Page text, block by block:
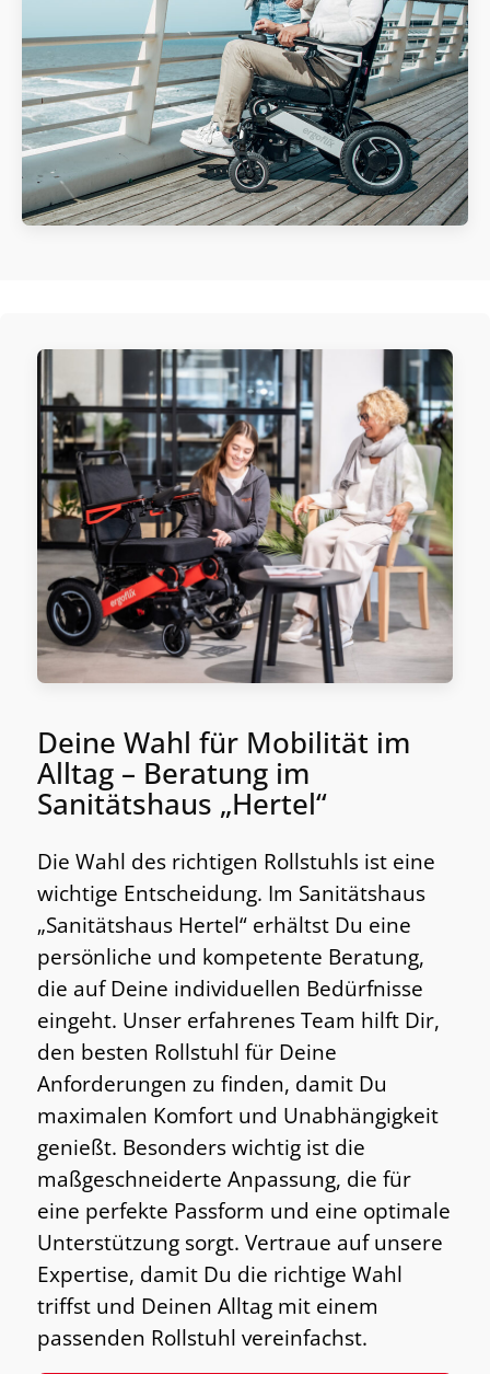
Deine Wahl für Mobilität im
Alltag – Beratung im
Sanitätshaus „Hertel“
Die Wahl des richtigen Rollstuhls ist eine
wichtige Entscheidung. Im Sanitätshaus
„Sanitätshaus Hertel“ erhältst Du eine
persönliche und kompetente Beratung,
die auf Deine individuellen Bedürfnisse
eingeht. Unser erfahrenes Team hilft Dir,
den besten Rollstuhl für Deine
Anforderungen zu finden, damit Du
maximalen Komfort und Unabhängigkeit
genießt. Besonders wichtig ist die
maßgeschneiderte Anpassung, die für
eine perfekte Passform und eine optimale
Unterstützung sorgt. Vertraue auf unsere
Expertise, damit Du die richtige Wahl
triffst und Deinen Alltag mit einem
passenden Rollstuhl vereinfachst.